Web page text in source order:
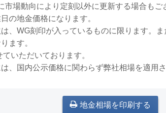
場動向により定刻以外に更新する場合もご
の地金価格になります。
、WG刻印が入っているものに限ります。
ます。
いただいております。
、国内公示価格に関わらず弊社相場を適用
地金相場を印刷する